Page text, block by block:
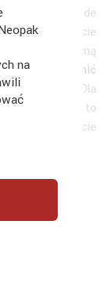
a przede
się w trakcie
okleić taśmą
aby zapewnić
Dla
Nie będzie to
poczucie
na